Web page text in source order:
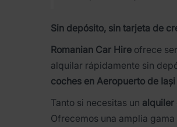
Sin depósito, sin tarjeta de
Romanian Car Hire ofrece
alquilar rápidamente sin
coches en Aeropuerto de Iași
Tanto si necesitas un alquiler
Ofrecemos una amplia